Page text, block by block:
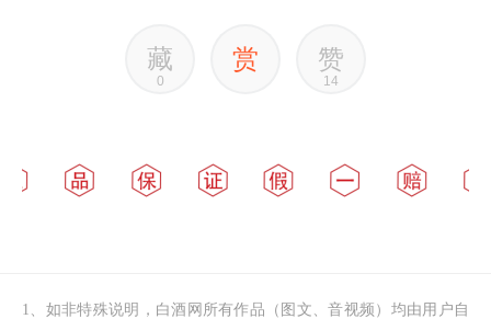
藏
0
赏 赞
14
1、如非特殊说明，白酒网所有作品（图文、音视频）均由用户自